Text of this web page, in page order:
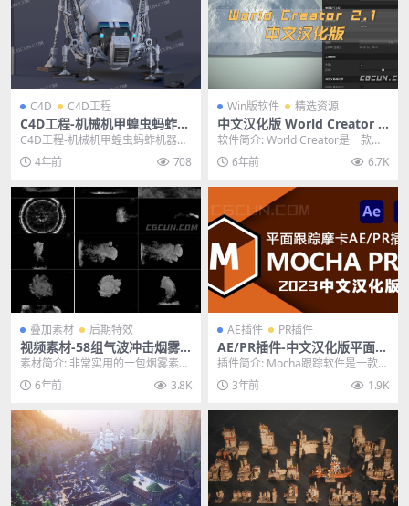
C4D C4D工程
C4D工程-机械机甲蝗虫蚂蚱机
器人工程模型 Mechanical Gr
asshopper
C4D工程-机械机甲蝗虫蚂蚱机器人
工程模型 Mechanical Grassho...
4年前 708
Win版软件 精选资源
中文汉化版 World Creator 2.
1专业三维地形生成制作软件
WIN
软件简介: World Creator是一款功
能相当强大的地形景观生成器；可
以完...6年前 6.7K
叠加素材 后期特效
视频素材-58组气波冲击烟雾
气浪灰尘视频特效合成素材
素材简介: 非常实用的一包烟雾素
材，58组气波冲击烟雾气浪灰尘视
频特效合成素材，...
6年前 3.8K
AE插件 PR插件
AE/PR插件-中文汉化版平面跟
踪插件 Mocha Pro 2023 v10.
0.0 Win一键安装版
插件简介: Mocha跟踪软件是一款用
于视频跟踪和视觉效果合成的专业
软件，可帮助...
3年前 1.9K